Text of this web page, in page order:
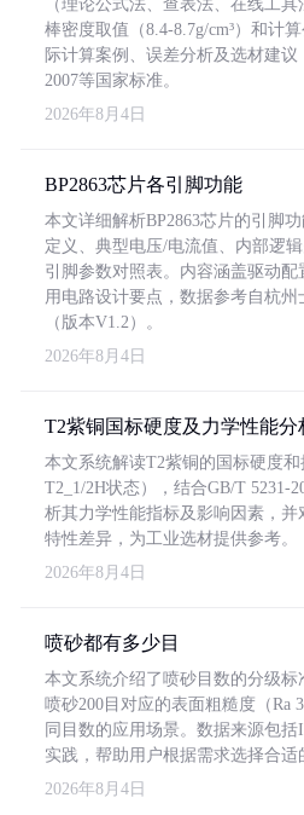
（理论公式法、查表法、在线工
棒密度取值（8.4-8.7g/cm³）和计
际计算案例、误差分析及选材建议
2007等国家标准。
2026年8月4日
BP2863芯片各引脚功能
本文详细解析BP2863芯片的引脚
定义、典型电压/电流值、内部逻
引脚参数对照表。内容涵盖驱动
用电路设计要点，数据参考自杭
（版本V1.2）。
2026年8月4日
T2紫铜国标硬度及力学性能分
本文系统解读T2紫铜的国标硬度
T2_1/2H状态），结合GB/T 5231-
析其力学性能指标及影响因素，并
特性差异，为工业选材提供参考。
2026年8月4日
喷砂都有多少目
本文系统介绍了喷砂目数的分级标
喷砂200目对应的表面粗糙度（Ra
同目数的应用场景。数据来源包括
实践，帮助用户根据需求选择合适
2026年8月4日